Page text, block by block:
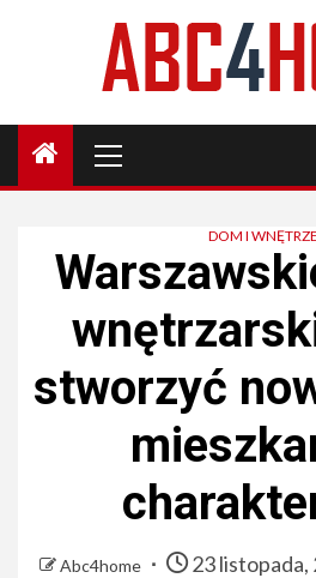
Menu
DOM I WNĘTRZE
stworzyć
Abc4home 23 listopada,